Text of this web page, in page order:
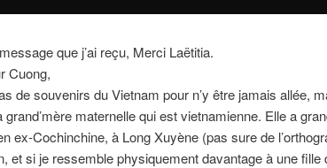
que j’ai reçu, Merci Laëtitia.
Cuong,
de souvenirs du Vietnam pour n’y être jamais allée,
grand’mère maternelle qui est vietnamienne. Elle a
ex-Cochinchine, à Long Xuyène (pas sure de
et si je ressemble physiquement davantage à une fille